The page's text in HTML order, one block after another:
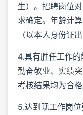
生）。招聘岗位
求确定。年龄计
（以本人身份证
4.具有胜任工作的
勤奋敬业、实绩
考核结果均为合格
5.达到现工作岗